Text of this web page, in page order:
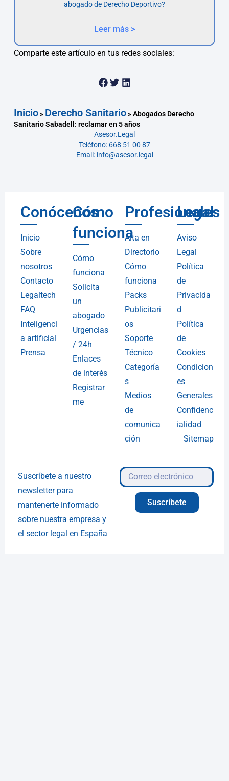
abogado de Derecho Deportivo?
Leer más >
Comparte este artículo en tus redes sociales:
Inicio» Derecho Sanitario»Abogados Derecho
Sanitario Sabadell: reclamar en 5 años
Asesor.Legal
Teléfono: 668 51 00 87
Email: info@asesor.legal
Conócenos
Inicio
Sobre
nosotros
Contacto
Legaltech
FAQ
Inteligenci
a artificial
Prensa
Cómo
funciona
Cómo
funciona
Solicita
un
abogado
Urgencias
/ 24h
Enlaces
de interés
Registrar
me
Profesionales
Alta en
Directorio
Cómo
funciona
Packs
Publicitari
os
Soporte
Técnico
Categoría
s
Medios
de
comunica
ción
Legal
Aviso
Legal
Política
de
Privacida
d
Política
de
Cookies
Condicion
es
Generales
Confidenc
ialidad
Sitemap
Suscríbete a nuestro
newsletter para
mantenerte informado
sobre nuestra empresa y
el sector legal en España
Suscríbete